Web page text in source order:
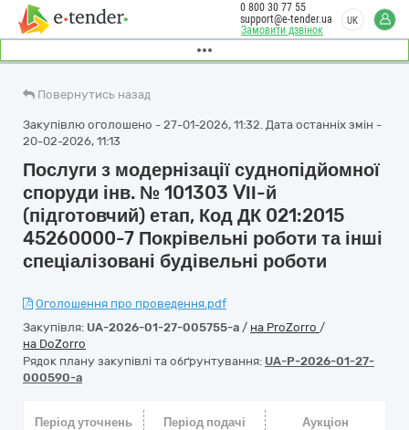
Замовити дзвінок
0 800 30 77 55
support@e-tender.ua
UK
Повернутись назад
Закупівлю оголошено - 27-01-2026, 11:32. Дата останніх змін -
20-02-2026, 11:13
Послуги з модернізації суднопідйомної
споруди інв. № 101303 ⅤІІ-й
(підготовчий) етап, Код ДК 021:2015
45260000-7 Покрівельні роботи та інші
спеціалізовані будівельні роботи
Оголошення про проведення.pdf
Закупівля: UA-2026-01-27-005755-a / на ProZorro /
на DoZorro
Рядок плану закупівлі та обґрунтування: UA-P-2026-01-27-
000590-a
Період уточнень
Період подачі
Аукціон